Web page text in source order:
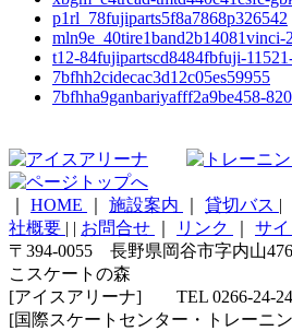
p1rl_78fujiparts5f8a7868p326542
mln9e_40tire1band2b14081vinci-
t12-84fujipartscd8484fbfuji-
7bfhh2cidecac3d12c05es59955
7bfhha9ganbariyafff2a9be458-
HOME 施設案内 貸切バス |
社概要 | | お問合せ リンク サ
〒394-0055 長野県岡谷市字内山
こスケートの森
[アイスアリーナ] TEL 0266-24-
[国際スケートセンター・トレーニ